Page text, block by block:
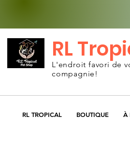
RL
L'endroit favori de
compagnie!
RL TROPICAL BOUTIQUE À